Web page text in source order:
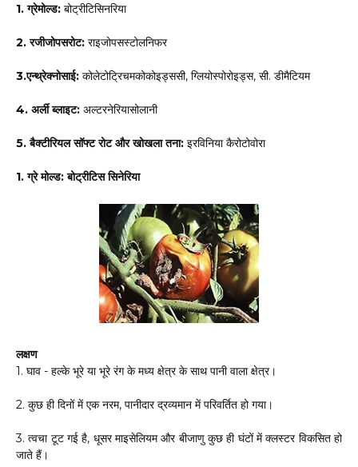
1. ग्रेमोल्ड: बोट्रीटिसिनरिया
2. रजीजोपसरोट: राइजोपसस्टोलनिफर
3.एन्थ्रेक्नोसाई: कोलेटोट्रिचमकोकोइड्ससी, ग्लियोस्पोरोइड्स, सी. डीमैटियम
4. अर्ली ब्लाइट: अल्टरनेरियासोलानी
5. बैक्टीरियल सॉफ्ट रोट और खोखला तना: इरविनिया कैरोटोवोरा
1. ग्रे मोल्ड: बोट्रीटिस सिनेरिया
लक्षण
1. घाव - हल्के भूरे या भूरे रंग के मध्य क्षेत्र के साथ पानी वाला क्षेत्र।
2. कुछ ही दिनों में एक नरम, पानीदार द्रव्यमान में परिवर्तित हो गया।
3. त्वचा टूट गई है, धूसर माइसेलियम और बीजाणु कुछ ही घंटों में क्लस्टर विकसित हो
जाते हैं।